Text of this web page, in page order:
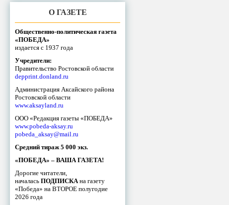
О ГАЗЕТЕ
Общественно-политическая газета
«ПОБЕДА»
издается с 1937 года
Учредители:
Правительство Ростовской области
depprint.donland.ru
Администрация Аксайского района
Ростовской области
www.aksayland.ru
ООО «Редакция газеты «ПОБЕДА»
www.pobeda-aksay.ru
pobeda_aksay@mail.ru
Средний тираж 5 000 экз.
«ПОБЕДА» – ВАША ГАЗЕТА!
Дорогие читатели,
началась ПОДПИСКА на газету
«Победа» на ВТОРОЕ полугодие
2026 года